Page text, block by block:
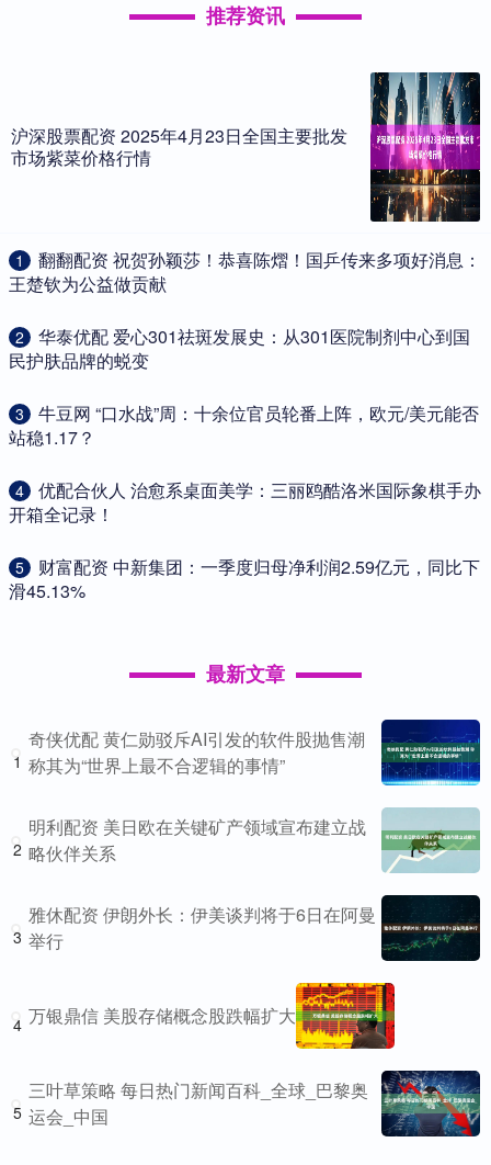
推荐资讯
沪深股票配资 2025年4月23日全国主要批发
市场紫菜价格行情
1
​翻翻配资 祝贺孙颖莎！恭喜陈熠！国乒传来多项好消息：
王楚钦为公益做贡献
2
​华泰优配 爱心301祛斑发展史：从301医院制剂中心到国
民护肤品牌的蜕变
3
​牛豆网 “口水战”周：十余位官员轮番上阵，欧元/美元能否
站稳1.17？
4
​优配合伙人 治愈系桌面美学：三丽鸥酷洛米国际象棋手办
开箱全记录！
5
​财富配资 中新集团：一季度归母净利润2.59亿元，同比下
滑45.13%
最新文章
1
奇侠优配 黄仁勋驳斥AI引发的软件股抛售潮
称其为“世界上最不合逻辑的事情”
2
明利配资 美日欧在关键矿产领域宣布建立战
略伙伴关系
3
雅休配资 伊朗外长：伊美谈判将于6日在阿曼
举行
4 万银鼎信 美股存储概念股跌幅扩大
5
三叶草策略 每日热门新闻百科_全球_巴黎奥
运会_中国